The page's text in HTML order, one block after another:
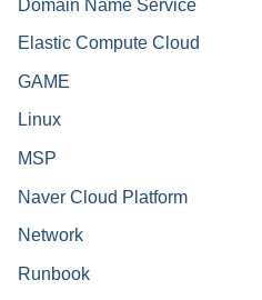
Domain Name Service
Elastic Compute Cloud
GAME
Linux
MSP
Naver Cloud Platform
Network
Runbook